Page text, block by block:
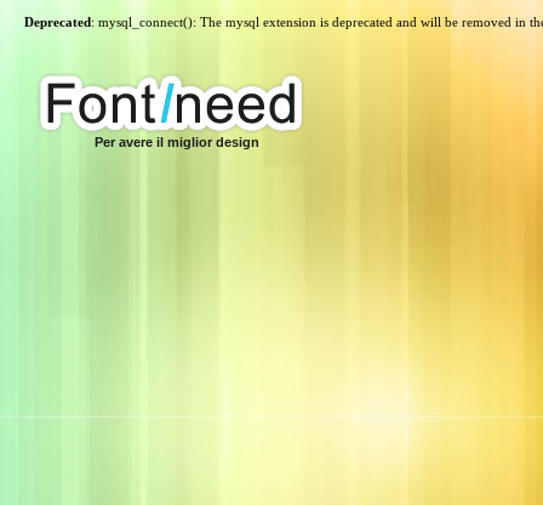
Deprecated: mysql_connect(): The mysql extension is deprecated and will be removed in
Per avere il miglior design